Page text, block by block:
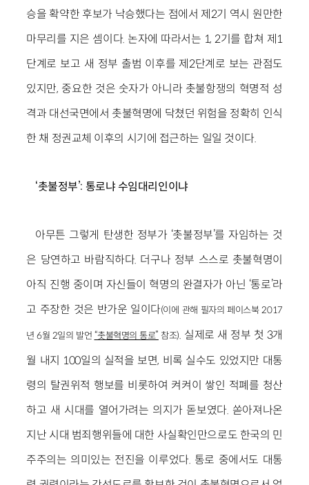
승을 확약한 후보가 낙승했다는 점에서 제2기 역시 원만한
마무리를 지은 셈이다. 논자에 따라서는 1, 2기를 합쳐 제1
단계로 보고 새 정부 출범 이후를 제2단계로 보는 관점도
있지만, 중요한 것은 숫자가 아니라 촛불항쟁의 혁명적 성
격과 대선국면에서 촛불혁명에 닥쳤던 위험을 정확히 인식
한 채 정권교체 이후의 시기에 접근하는 일일 것이다.
‘촛불정부’: 통로냐 수임대리인이냐
아무튼 그렇게 탄생한 정부가 ‘촛불정부’를 자임하는 것
은 당연하고 바람직하다. 더구나 정부 스스로 촛불혁명이
아직 진행 중이며 자신들이 혁명의 완결자가 아닌 ‘통로’라
고 주장한 것은 반가운 일이다(이에 관해 필자의 페이스북 2017
년 6월 2일의 발언 “촛불혁명의 통로” 참조). 실제로 새 정부 첫 3개
월 내지 100일의 실적을 보면, 비록 실수도 있었지만 대통
령의 탈권위적 행보를 비롯하여 켜켜이 쌓인 적폐를 청산
하고 새 시대를 열어가려는 의지가 돋보였다. 쏟아져나온
지난 시대 범죄행위들에 대한 사실확인만으로도 한국의 민
주주의는 의미있는 전진을 이루었다. 통로 중에서도 대통